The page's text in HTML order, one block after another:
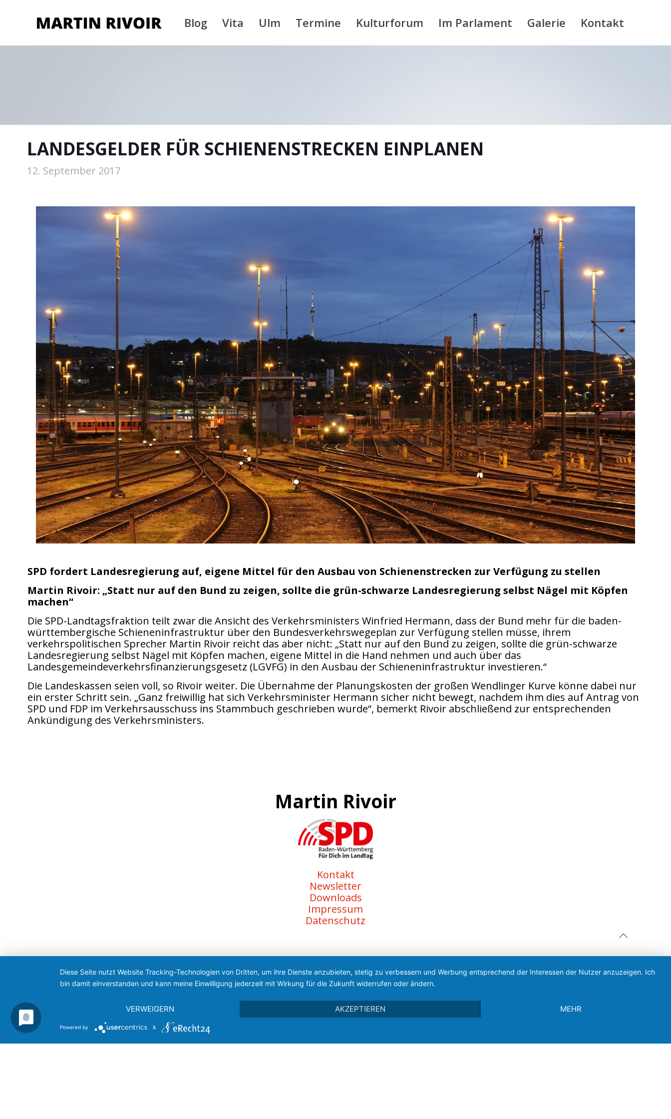
Blog Vita Ulm Termine Kulturforum Im Parlament Galerie Kontakt
LANDESGELDER FÜR SCHIENENSTRECKEN EINPLANEN
12. September 2017
SPD fordert Landesregierung auf, eigene Mittel für den Ausbau von Schienenstrecken zur Verfügung zu stellen
Martin Rivoir: „Statt nur auf den Bund zu zeigen, sollte die grün-schwarze Landesregierung selbst Nägel mit Köpfen
machen“
Die SPD-Landtagsfraktion teilt zwar die Ansicht des Verkehrsministers Winfried Hermann, dass der Bund mehr für die baden-
württembergische Schieneninfrastruktur über den Bundesverkehrswegeplan zur Verfügung stellen müsse, ihrem
verkehrspolitischen Sprecher Martin Rivoir reicht das aber nicht: „Statt nur auf den Bund zu zeigen, sollte die grün-schwarze
Landesregierung selbst Nägel mit Köpfen machen, eigene Mittel in die Hand nehmen und auch über das
Landesgemeindeverkehrsfinanzierungsgesetz (LGVFG) in den Ausbau der Schieneninfrastruktur investieren.“
Die Landeskassen seien voll, so Rivoir weiter. Die Übernahme der Planungskosten der großen Wendlinger Kurve könne dabei nur
ein erster Schritt sein. „Ganz freiwillig hat sich Verkehrsminister Hermann sicher nicht bewegt, nachdem ihm dies auf Antrag von
SPD und FDP im Verkehrsausschuss ins Stammbuch geschrieben wurde“, bemerkt Rivoir abschließend zur entsprechenden
Ankündigung des Verkehrsministers.
Martin Rivoir
Kontakt
Newsletter
Downloads
Impressum
Datenschutz
Diese Seite nutzt Website Tracking-Technologien von Dritten, um ihre Dienste anzubieten, stetig zu verbessern und Werbung entsprechend der Interessen der Nutzer anzuzeigen. Ich
bin damit einverstanden und kann meine Einwilligung jederzeit mit Wirkung für die Zukunft widerrufen oder ändern.
VERWEIGERN AKZEPTIEREN MEHR
Powered by &